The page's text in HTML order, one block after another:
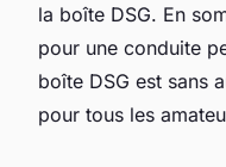
la boîte DSG. En
pour une conduite
boîte DSG est sans
pour tous les